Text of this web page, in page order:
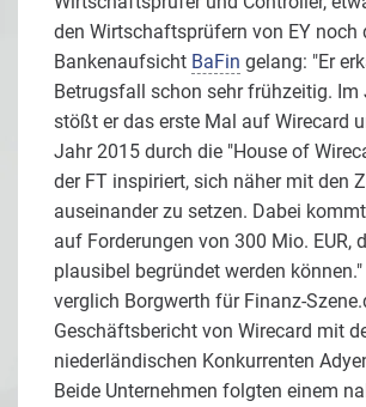
den Wirtschaftsprüfern von EY noch
Bankenaufsicht BaFin gelang: "Er
Betrugsfall schon sehr frühzeitig. Im
stößt er das erste Mal auf Wirecard
Jahr 2015 durch die "House of
der FT inspiriert, sich näher mit den
auseinander zu setzen. Dabei
auf Forderungen von 300 Mio. EUR,
plausibel begründet werden
verglich Borgwerth für Finanz-
Geschäftsbericht von Wirecard mit
niederländischen Konkurrenten
Beide Unternehmen folgten einem